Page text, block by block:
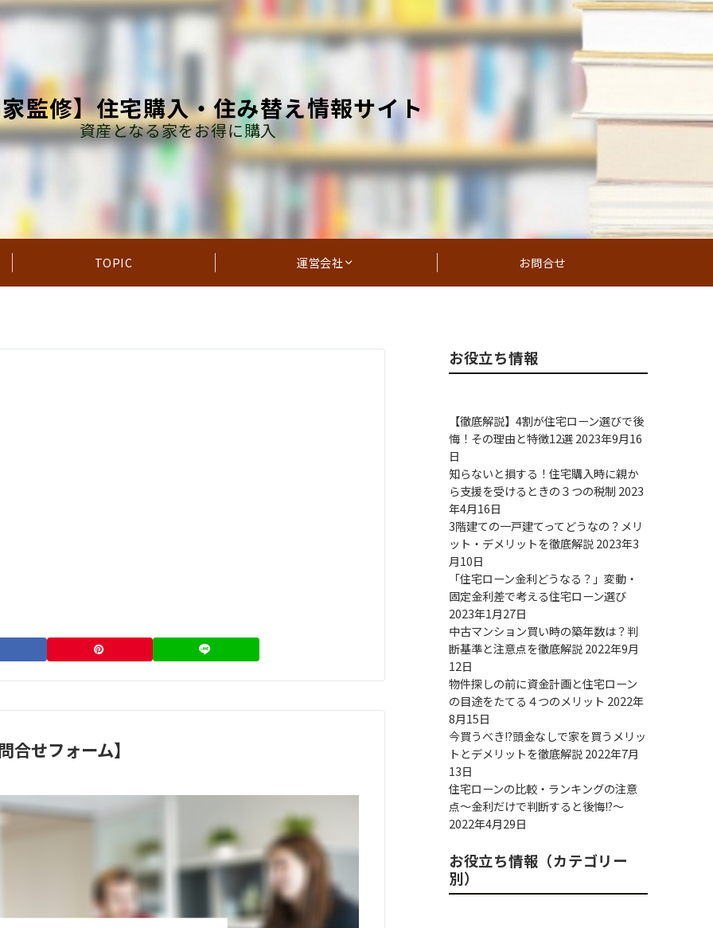
監修】住宅購入・住み替え情報サイト
資産となる家をお得に購入
TOPIC 運営会社 お問合せ
合せフォーム】
お役立ち情報
【徹底解説】4割が住宅ローン選びで後
悔！その理由と特徴12選 2023年9月16
日
知らないと損する！住宅購入時に親か
ら支援を受けるときの３つの税制 2023
年4月16日
3階建ての一戸建てってどうなの？メリ
ット・デメリットを徹底解説 2023年3
月10日
「住宅ローン金利どうなる？」変動・
固定金利差で考える住宅ローン選び
2023年1月27日
中古マンション買い時の築年数は？判
断基準と注意点を徹底解説 2022年9月
12日
物件探しの前に資金計画と住宅ローン
の目途をたてる４つのメリット 2022年
8月15日
今買うべき!?頭金なしで家を買うメリッ
トとデメリットを徹底解説 2022年7月
13日
住宅ローンの比較・ランキングの注意
点～金利だけで判断すると後悔!?～
2022年4月29日
お役立ち情報（カテゴリー
別）